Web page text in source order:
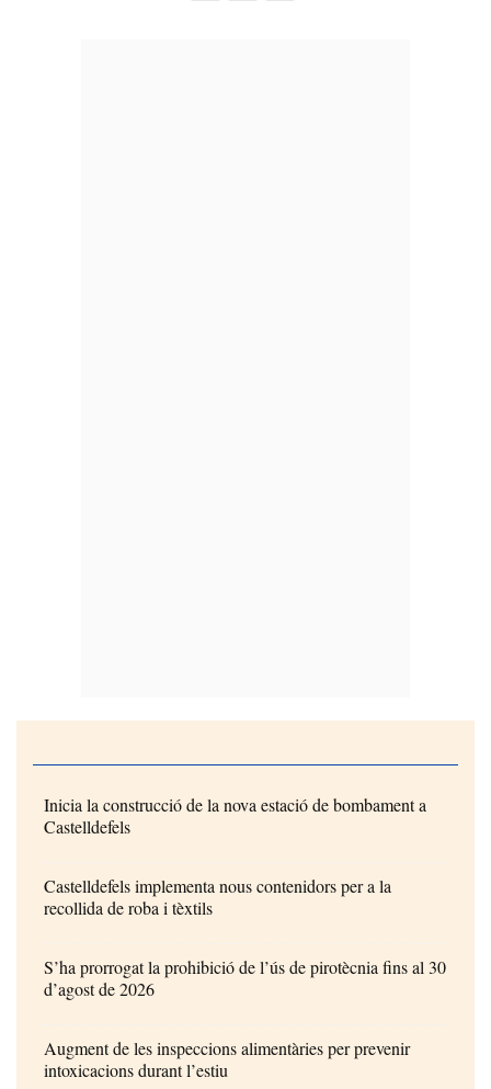
Inicia la construcció de la nova estació de bombament a
Castelldefels
Castelldefels implementa nous contenidors per a la
recollida de roba i tèxtils
S’ha prorrogat la prohibició de l’ús de pirotècnia fins al 30
d’agost de 2026
Augment de les inspeccions alimentàries per prevenir
intoxicacions durant l’estiu